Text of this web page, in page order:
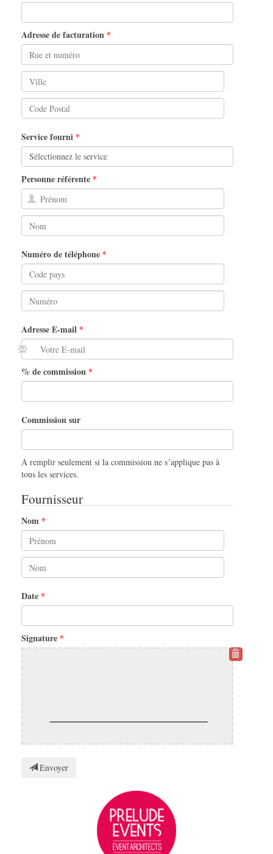
Adresse de facturation
Service fourni
Personne référente
Numéro de téléphone
Adresse E-mail
% de commission
Commission sur
Á remplir seulement si la commission ne s´applique pas à
tous les services.
Fournisseur
Nom
Date
Signature
Envoyer